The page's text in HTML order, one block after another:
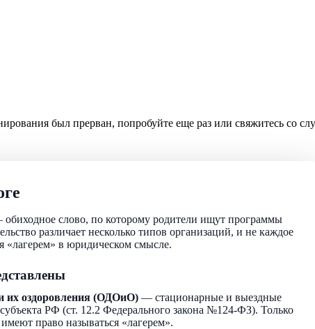
был прерван, попробуйте еще раз или свяжитесь со
обиходное слово, по которому родители ищут программы
различает несколько типов организаций, и не каждое
«лагерем» в юридическом смысле.
их оздоровления (ОДОиО) — стационарные и выездные
РФ (ст. 12.2 Федерального закона №124-ФЗ). Только
право называться «лагерем».